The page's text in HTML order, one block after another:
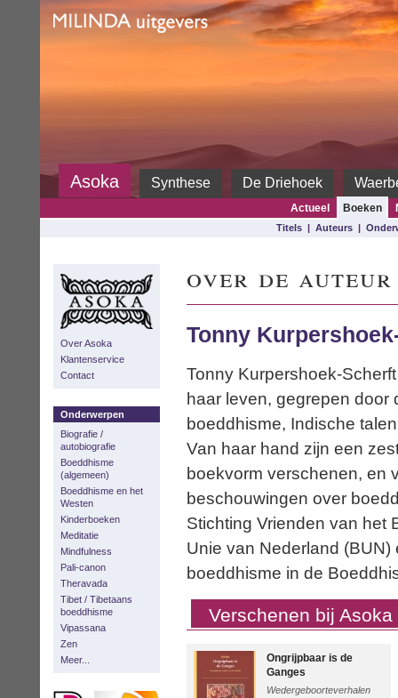
Asoka Synthese De Driehoek
Actueel Boeken
Titels | Auteurs |
Over Asoka
Klantenservice
Contact
Onderwerpen
Biografie /
autobiografie
Boeddhisme
(algemeen)
Boeddhisme en het
Westen
Kinderboeken
Meditatie
Mindfulness
Pali-canon
Theravada
Tibet / Tibetaans
boeddhisme
Vipassana
Zen
Meer...
over de auteur
Tonny
Tonny Kurpershoek-
haar leven, gegrepen
boeddhisme, Indische
Van haar hand zijn een
boekvorm verschenen, en
beschouwingen over
Stichting Vrienden van het
Unie van Nederland
boeddhisme in de
Verschenen bij Asoka
Ongrijpbaar is de
Ganges
Wedergeboorteverhalen